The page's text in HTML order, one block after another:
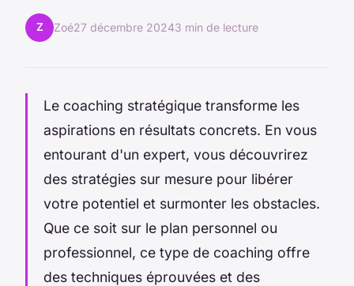
Z Zoé27 décembre 20243 min de lecture
Le coaching stratégique transforme les
aspirations en résultats concrets. En vous
entourant d'un expert, vous découvrirez
des stratégies sur mesure pour libérer
votre potentiel et surmonter les obstacles.
Que ce soit sur le plan personnel ou
professionnel, ce type de coaching offre
des techniques éprouvées et des